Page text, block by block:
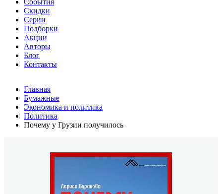
События
Скидки
Серии
Подборки
Акции
Авторы
Блог
Контакты
Главная
Бумажные
Экономика и политика
Политика
Почему у Грузии получилось